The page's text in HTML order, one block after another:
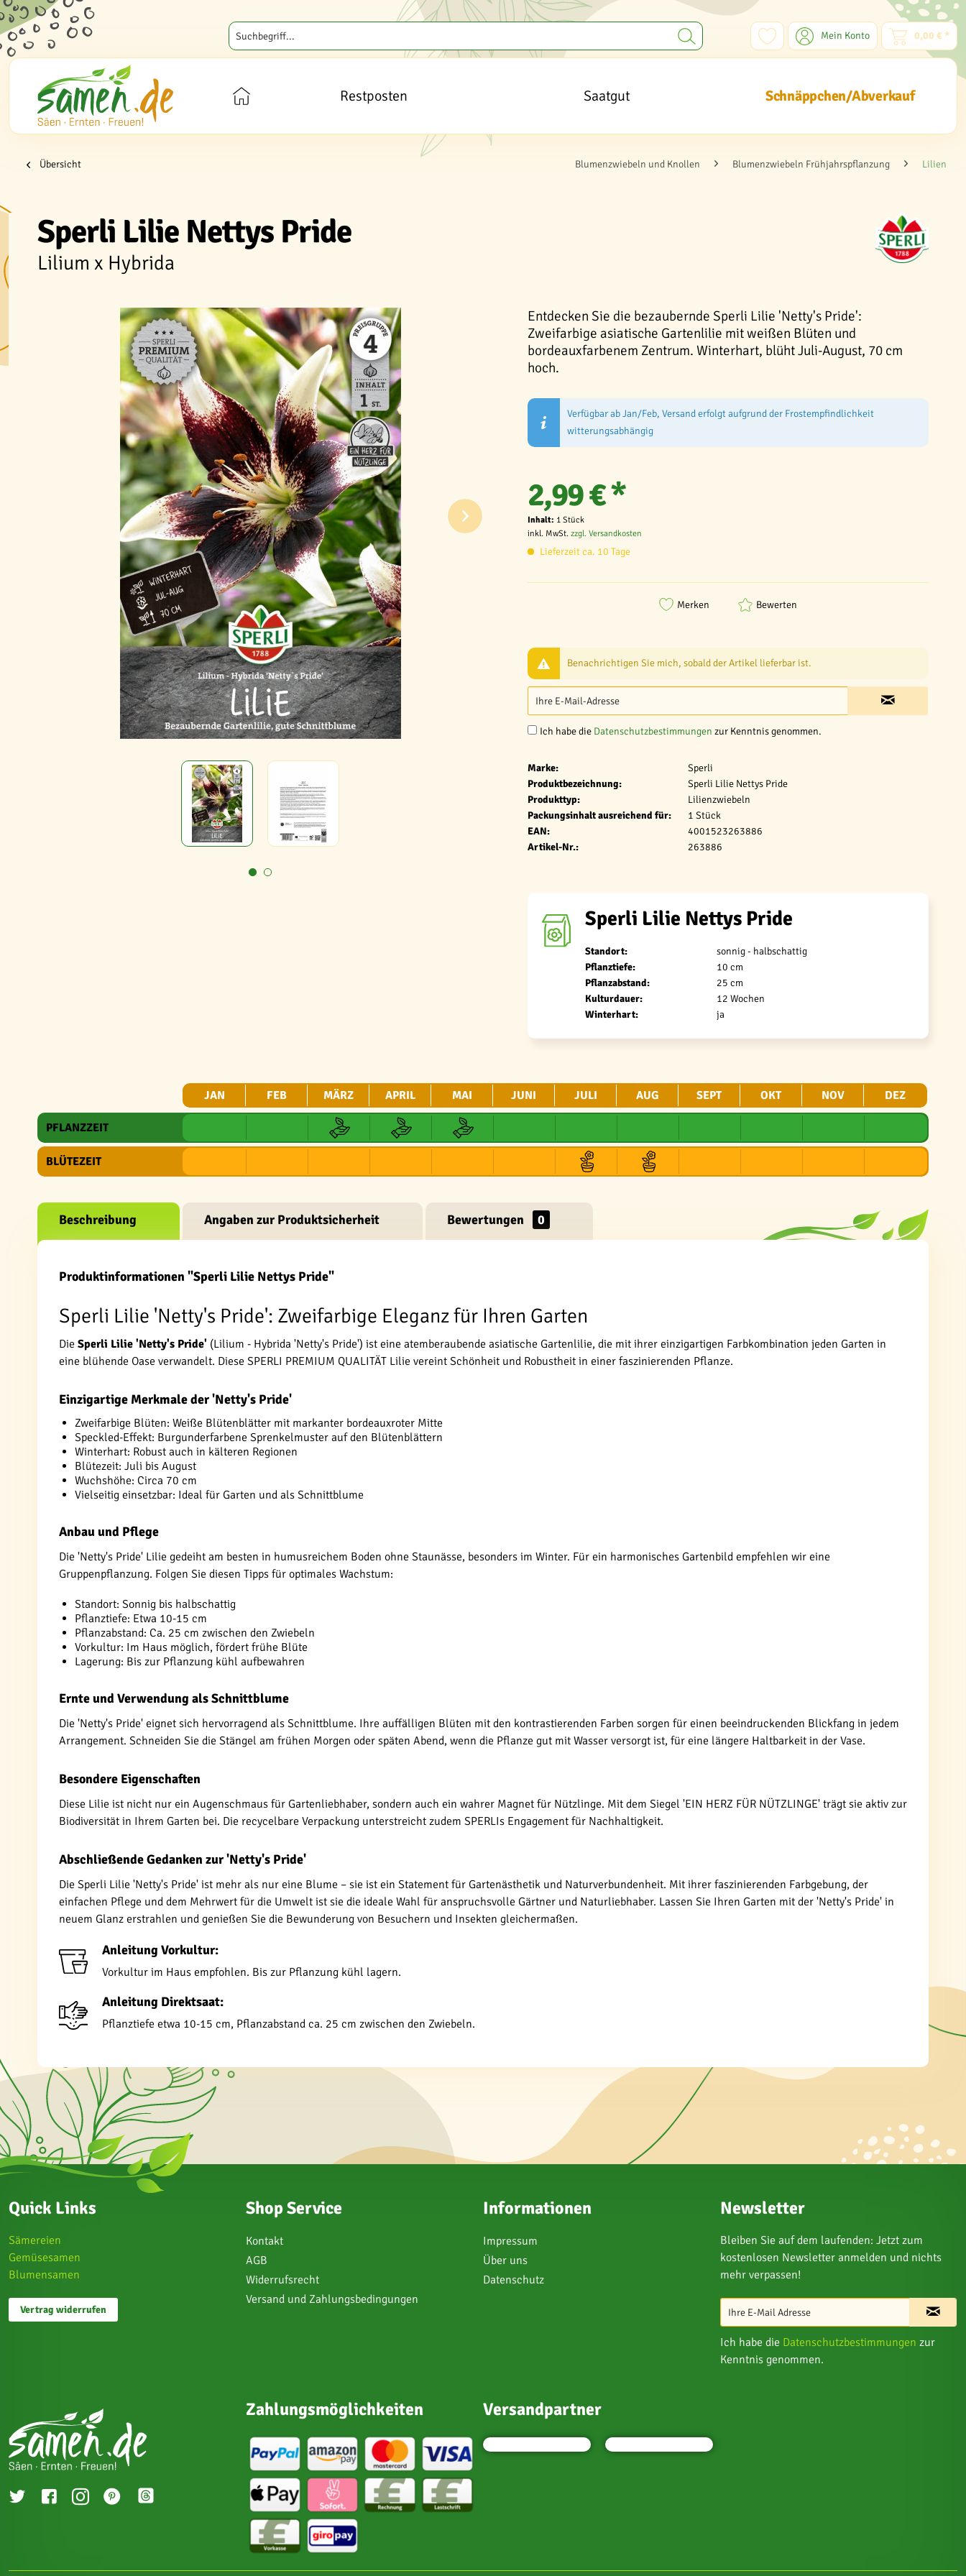
Mein Konto 0,00 € *
Restposten Saatgut Schnäppchen/Abverkauf
Übersicht Blumenzwiebeln und Knollen Blumenzwiebeln Frühjahrspflanzung Lilien
Sperli Lilie Nettys Pride
Lilium x Hybrida
Entdecken Sie die bezaubernde Sperli Lilie 'Netty's Pride':
Zweifarbige asiatische Gartenlilie mit weißen Blüten und
bordeauxfarbenem Zentrum. Winterhart, blüht Juli-August, 70 cm
hoch.
Verfügbar ab Jan/Feb, Versand erfolgt aufgrund der Frostempfindlichkeit
witterungsabhängig
Benachrichtigen Sie mich, sobald der Artikel lieferbar ist.
Ich habe die Datenschutzbestimmungen zur Kenntnis genommen.
Marke:
Sperli
Produktbezeichnung:
Sperli Lilie Nettys Pride
Produkttyp:
Lilienzwiebeln
Packungsinhalt ausreichend für:
1 Stück
EAN:
4001523263886
Artikel-Nr.:
263886
2,99 € *
Inhalt: 1 Stück
inkl. MwSt. zzgl. Versandkosten
Lieferzeit ca. 10 Tage
Merken Bewerten
Sperli Lilie Nettys Pride
Standort:
sonnig - halbschattig
Pflanztiefe:
10 cm
Pflanzabstand:
25 cm
Kulturdauer:
12 Wochen
Winterhart:
ja
JAN FEB MÄRZ APRIL MAI JUNI JULI AUG SEPT OKT NOV DEZ
PFLANZZEIT
BLÜTEZEIT
Beschreibung Angaben zur Produktsicherheit Bewertungen 0
Produktinformationen "Sperli Lilie Nettys Pride"
Sperli Lilie 'Netty's Pride': Zweifarbige Eleganz für Ihren Garten
Die Sperli Lilie 'Netty's Pride' (Lilium - Hybrida 'Netty's Pride') ist eine atemberaubende asiatische Gartenlilie, die mit ihrer einzigartigen Farbkombination jeden Garten in
eine blühende Oase verwandelt. Diese SPERLI PREMIUM QUALITÄT Lilie vereint Schönheit und Robustheit in einer faszinierenden Pflanze.
Einzigartige Merkmale der 'Netty's Pride'
Zweifarbige Blüten: Weiße Blütenblätter mit markanter bordeauxroter Mitte
Speckled-Effekt: Burgunderfarbene Sprenkelmuster auf den Blütenblättern
Winterhart: Robust auch in kälteren Regionen
Blütezeit: Juli bis August
Wuchshöhe: Circa 70 cm
Vielseitig einsetzbar: Ideal für Garten und als Schnittblume
Anbau und Pflege
Die 'Netty's Pride' Lilie gedeiht am besten in humusreichem Boden ohne Staunässe, besonders im Winter. Für ein harmonisches Gartenbild empfehlen wir eine
Gruppenpflanzung. Folgen Sie diesen Tipps für optimales Wachstum:
Standort: Sonnig bis halbschattig
Pflanztiefe: Etwa 10-15 cm
Pflanzabstand: Ca. 25 cm zwischen den Zwiebeln
Vorkultur: Im Haus möglich, fördert frühe Blüte
Lagerung: Bis zur Pflanzung kühl aufbewahren
Ernte und Verwendung als Schnittblume
Die 'Netty's Pride' eignet sich hervorragend als Schnittblume. Ihre auffälligen Blüten mit den kontrastierenden Farben sorgen für einen beeindruckenden Blickfang in jedem
Arrangement. Schneiden Sie die Stängel am frühen Morgen oder späten Abend, wenn die Pflanze gut mit Wasser versorgt ist, für eine längere Haltbarkeit in der Vase.
Besondere Eigenschaften
Diese Lilie ist nicht nur ein Augenschmaus für Gartenliebhaber, sondern auch ein wahrer Magnet für Nützlinge. Mit dem Siegel 'EIN HERZ FÜR NÜTZLINGE' trägt sie aktiv zur
Biodiversität in Ihrem Garten bei. Die recycelbare Verpackung unterstreicht zudem SPERLIs Engagement für Nachhaltigkeit.
Abschließende Gedanken zur 'Netty's Pride'
Die Sperli Lilie 'Netty's Pride' ist mehr als nur eine Blume – sie ist ein Statement für Gartenästhetik und Naturverbundenheit. Mit ihrer faszinierenden Farbgebung, der
einfachen Pflege und dem Mehrwert für die Umwelt ist sie die ideale Wahl für anspruchsvolle Gärtner und Naturliebhaber. Lassen Sie Ihren Garten mit der 'Netty's Pride' in
neuem Glanz erstrahlen und genießen Sie die Bewunderung von Besuchern und Insekten gleichermaßen.
Anleitung Vorkultur:
Vorkultur im Haus empfohlen. Bis zur Pflanzung kühl lagern.
Anleitung Direktsaat:
Pflanztiefe etwa 10-15 cm, Pflanzabstand ca. 25 cm zwischen den Zwiebeln.
Quick Links
Sämereien
Gemüsesamen
Blumensamen
Vertrag widerrufen
Shop Service
Kontakt
AGB
Widerrufsrecht
Versand und Zahlungsbedingungen
Informationen
Impressum
Über uns
Datenschutz
Newsletter
Bleiben Sie auf dem laufenden: Jetzt zum
kostenlosen Newsletter anmelden und nichts
mehr verpassen!
Ich habe die Datenschutzbestimmungen zur
Kenntnis genommen.
Zahlungsmöglichkeiten Versandpartner